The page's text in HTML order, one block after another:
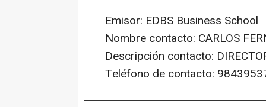
Emisor: EDBS Business School
Nombre contacto: CARLOS
Descripción contacto:
Teléfono de contacto: